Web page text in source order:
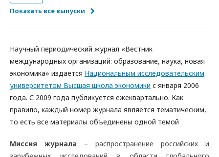
Показать все выпуски
Научный периодический журнал «Вестник
международных организаций: образование, наука, новая
экономика» издается Национальным исследовательским
университетом Высшая школа экономики с января 2006
года. С 2009 года публикуется ежеквартально. Как
правило, каждый номер журнала является тематическим,
то есть все материалы объединены одной темой
Миссия журнала – распространение российских и